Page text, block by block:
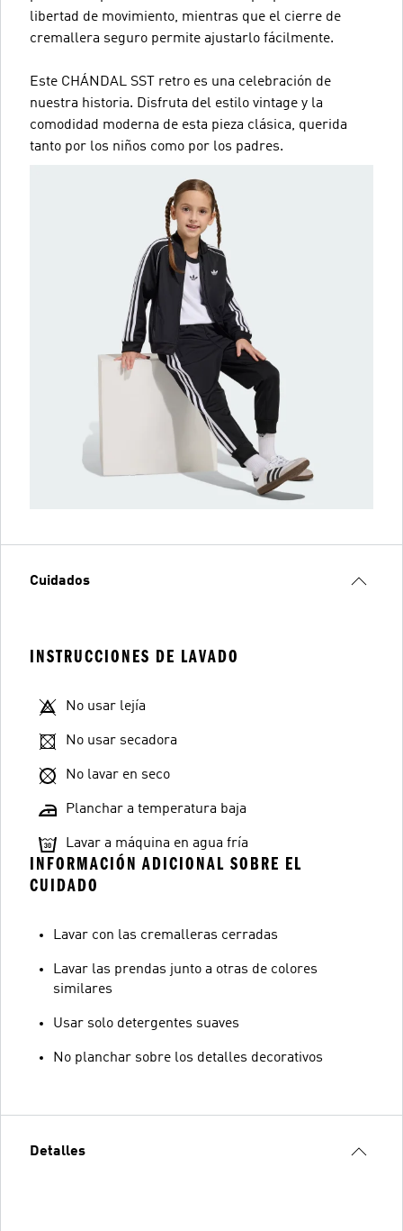
libertad de movimiento, mientras que el cierre de
cremallera seguro permite ajustarlo fácilmente.
Este CHÁNDAL SST retro es una celebración de
nuestra historia. Disfruta del estilo vintage y la
comodidad moderna de esta pieza clásica, querida
tanto por los niños como por los padres.
Cuidados
INSTRUCCIONES DE LAVADO
No usar lejía
No usar secadora
No lavar en seco
Planchar a temperatura baja
Lavar a máquina en agua fría
INFORMACIÓN ADICIONAL SOBRE EL
CUIDADO
Lavar con las cremalleras cerradas
Lavar las prendas junto a otras de colores
similares
Usar solo detergentes suaves
No planchar sobre los detalles decorativos
Detalles